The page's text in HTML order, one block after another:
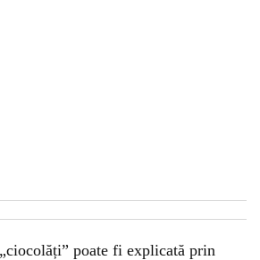
poate fi explicată prin